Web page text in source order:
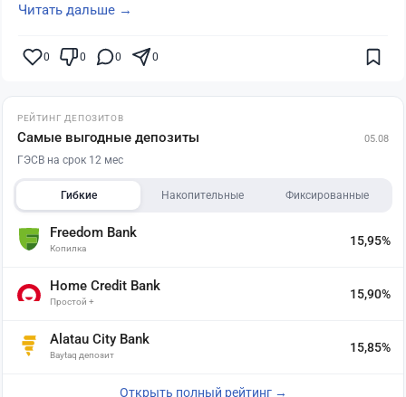
Читать дальше →
0 0 0 0
РЕЙТИНГ ДЕПОЗИТОВ
Самые выгодные депозиты 05.08
ГЭСВ на срок 12 мес
Гибкие Накопительные Фиксированные
Freedom Bank
Копилка
15,95%
Home Credit Bank
Простой +
15,90%
Alatau City Bank
Baytaq депозит
15,85%
Открыть полный рейтинг →